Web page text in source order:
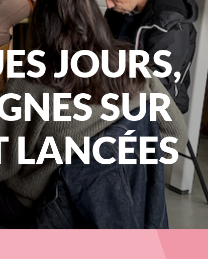
JOURS,
SUR
LANCÉES